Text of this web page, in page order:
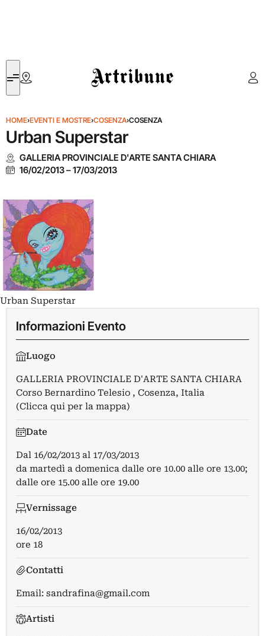
Artribune
HOME›EVENTI E MOSTRE›COSENZA›COSENZA
Urban Superstar
GALLERIA PROVINCIALE D'ARTE SANTA CHIARA
16/02/2013–17/03/2013
Urban Superstar
Informazioni Evento
Luogo
GALLERIA PROVINCIALE D'ARTE SANTA CHIARA
Corso Bernardino Telesio , Cosenza, Italia
(Clicca qui per la mappa)
Date
Dal 16/02/2013 al 17/03/2013
da martedì a domenica dalle ore 10.00 alle ore 13.00;
dalle ore 15.00 alle ore 19.00
Vernissage
16/02/2013
ore 18
Contatti
Email: sandrafina@gmail.com
Artisti